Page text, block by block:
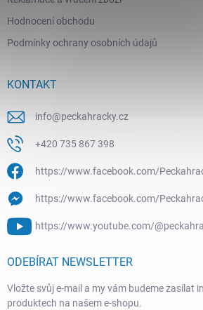
Hodnocení obchodu
Podmínky ochrany osobních údajů
KONTAKT
info@peckahracky.cz
+420 735 867 398
https://www.facebook.com/
https://www.facebook.com/
https://www.youtube.com/
ODEBÍRAT NEWSLETTER
Vložte svůj e-mail a my vám budeme zasílat
produktech na našem e-shopu.